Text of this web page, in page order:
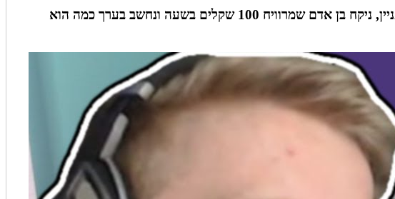
בדקנו קצת על ההכנסות של שחקני פורטנייט מקצועיים בתחום התחרותיות. כדי לעשות את זה קצת יותר מעניין, ניקח בן אדם שמרוויח 100 שקלים בשעה ונחשב בערך כמה הוא